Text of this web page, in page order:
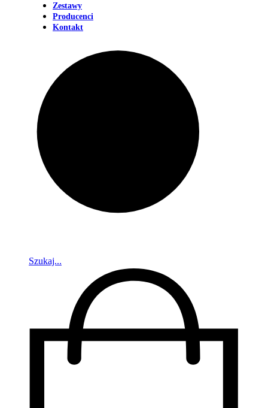
Zestawy
Producenci
Kontakt
Szukaj...